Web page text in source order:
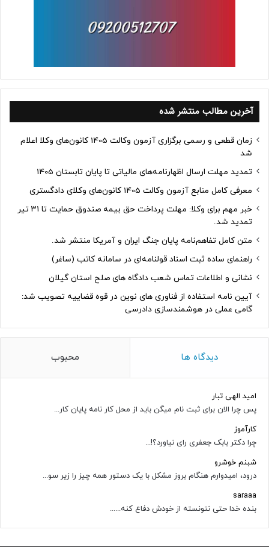
آخرین مطالب منتشر شده
زمان قطعی و رسمی برگزاری آزمون وکالت 1405 کانون‌های وکلا اعلام
شد
تمدید مهلت ارسال اظهارنامه‌های مالیاتی تا پایان تابستان 1405
معرفی کامل منابع آزمون وکالت 1405 کانون‌های وکلای دادگستری
خبر مهم برای وکلا: مهلت پرداخت حق بیمه صندوق حمایت تا ۳۱ تیر
تمدید شد.
متن کامل تفاهم‌نامه پایان جنگ ایران و آمریکا منتشر شد.
راهنمای ساده ثبت اسناد قولنامه‌ای در سامانه کاتب (ساغر)
نشانی و اطلاعات تماس شعب دادگاه های صلح استان گیلان
آیین نامه استفاده از فناوری های نوین در قوه قضاییه تصویب شد:
گامی عملی در هوشمندسازی دادرسی
دیدگاه ها محبوب
امید الهی تبار
پس چرا الان برای ثبت نام میگن باید از محل کار نامه پایان کار...
کارآموز
چرا دکتر بابک جعفری رای نیاورد؟!...
شبنم خوشرو
درود، امیدوارم هنگام بروز مشکل با یک دستور همه چیز را زیر سو...
saraaa
بنده خدا حتی نتونسته از خودش دفاع کنه......